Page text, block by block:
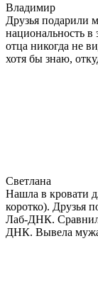
Владимир
Друзья подарили
национальность в
отца никогда не
хотя бы знаю,
Светлана
Нашла в кровати
коротко). Друзья
Лаб-ДНК.
ДНК. Вывела мужа